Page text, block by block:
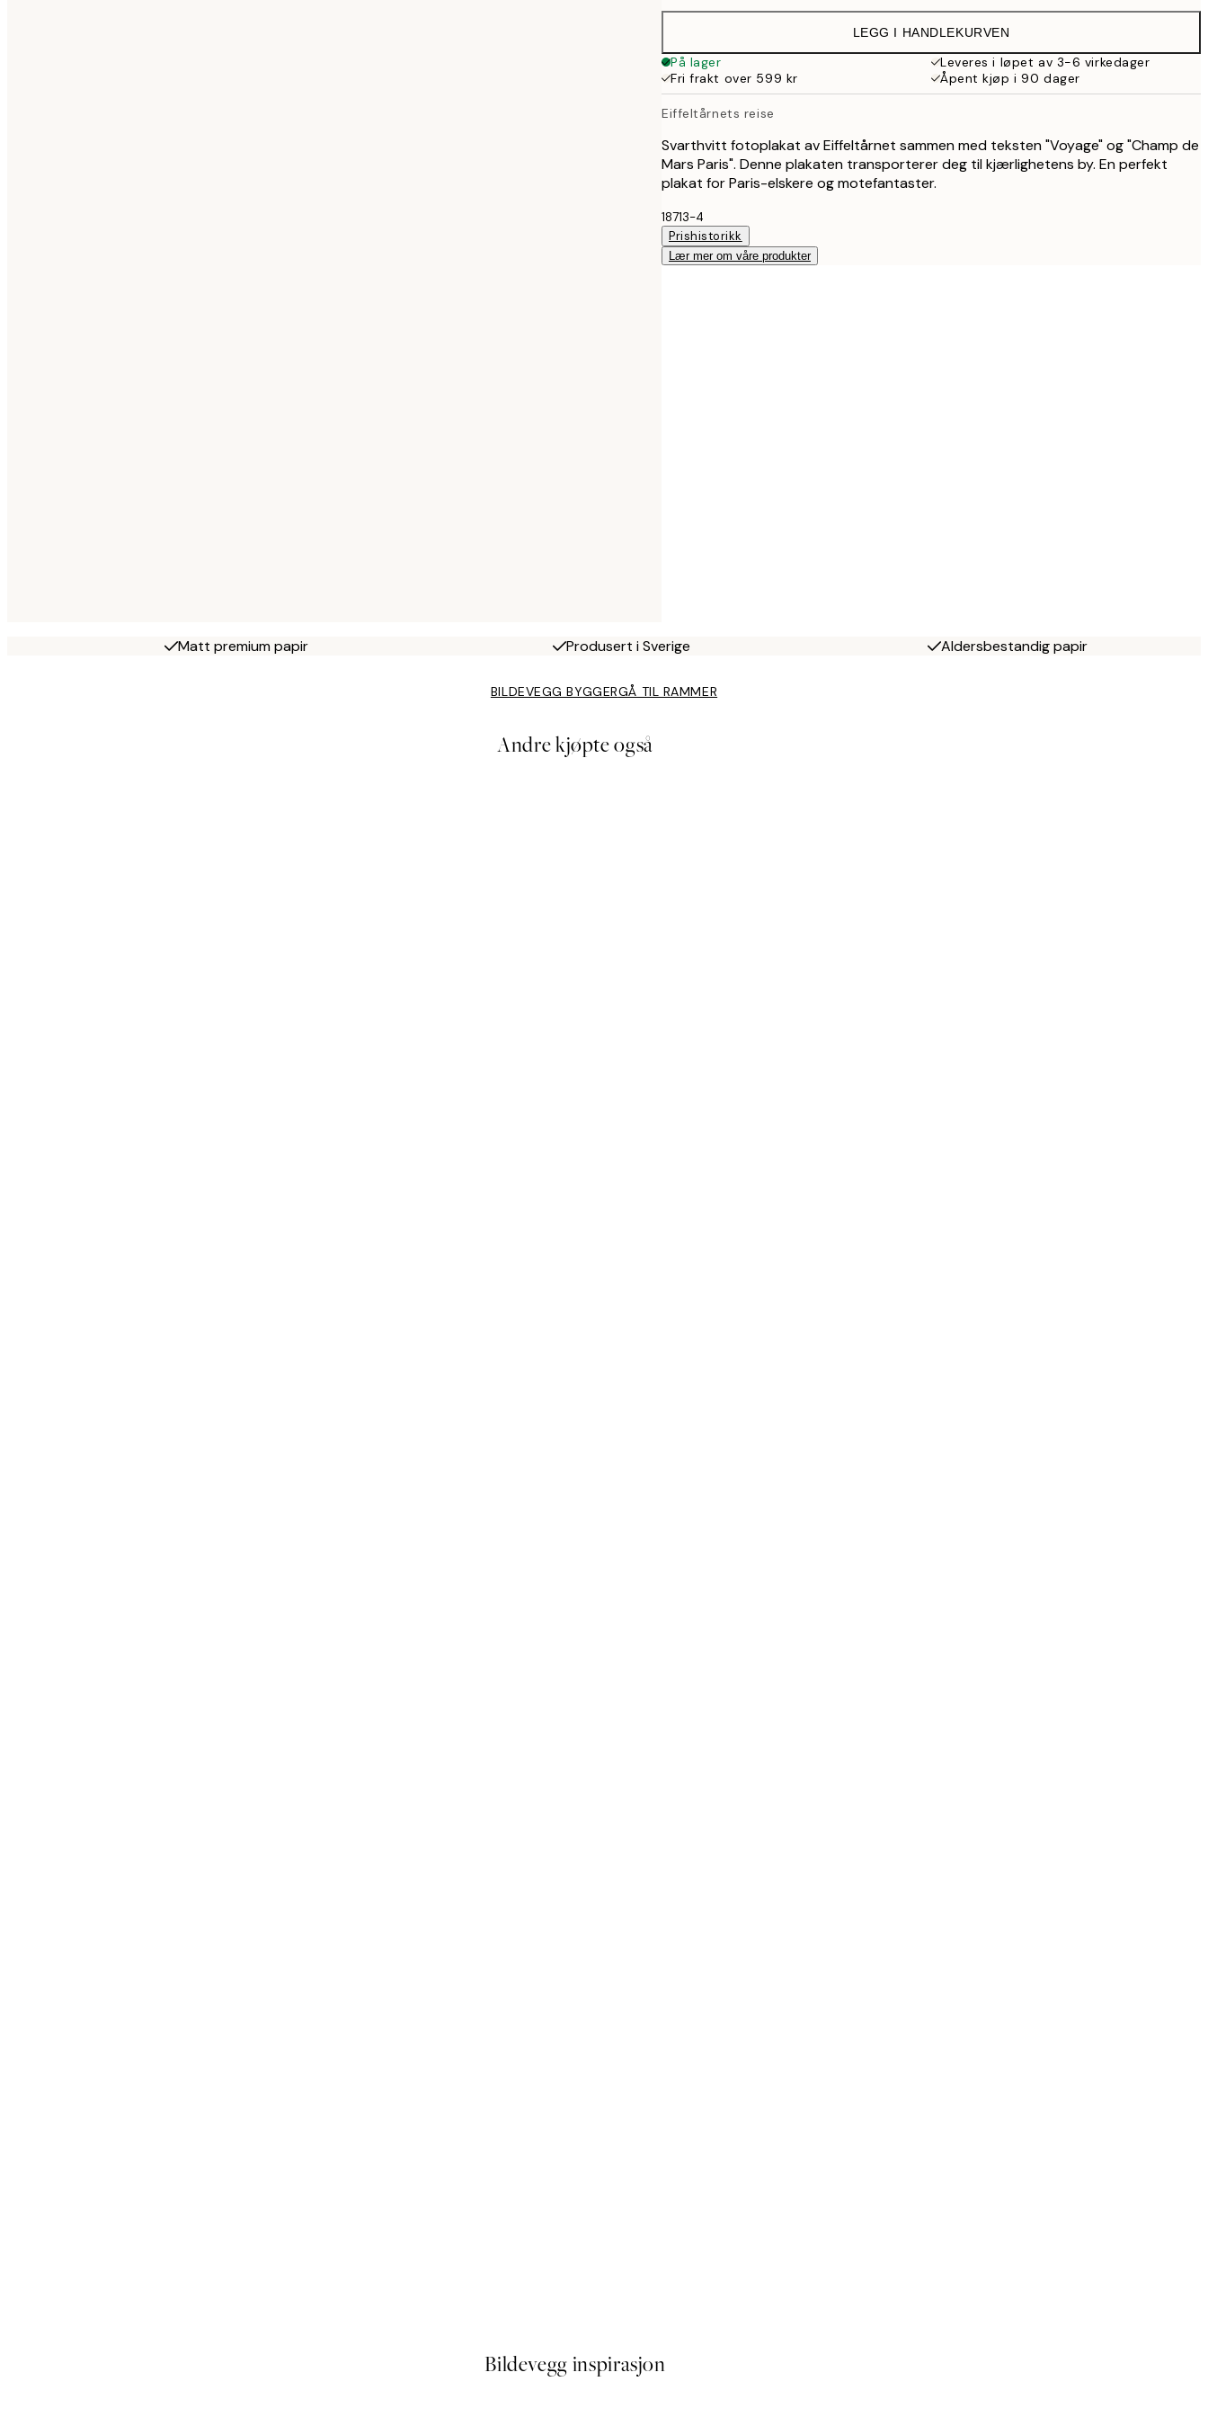
215 kr
359 kr
70x100 cm
509 kr
LEGG I HANDLEKURVEN
På lager
Leveres i løpet av 3-6 virkedager
Fri frakt over 599 kr
Åpent kjøp i 90 dager
Eiffeltårnets reise
Svarthvitt fotoplakat av Eiffeltårnet sammen med teksten "Voyage" og "Champ de
Mars Paris". Denne plakaten transporterer deg til kjærlighetens by. En perfekt
plakat for Paris-elskere og motefantaster.
18713-4
Prishistorikk
Lær mer om våre produkter
Matt premium papir Produsert i Sverige Aldersbestandig papir
BILDEVEGG BYGGERGÅ TIL RAMMER
Andre kjøpte også
Bildevegg inspirasjon